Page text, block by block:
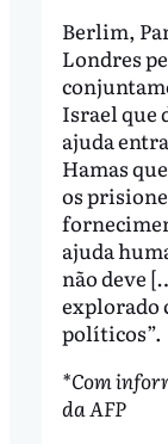
Berlim,
Londres
Israel que
ajuda
Hamas
os
ajuda
não deve
explorado
políticos”.
*Com
da AFP